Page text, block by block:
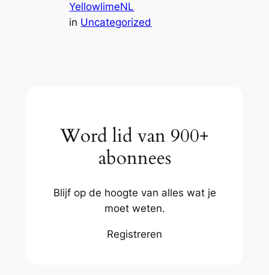
YellowlimeNL
in Uncategorized
Word lid van 900+
abonnees
Blijf op de hoogte van alles wat je
moet weten.
Registreren